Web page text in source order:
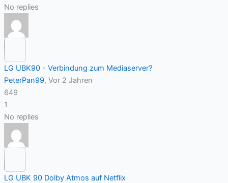
No replies
LG UBK90 - Verbindung zum Mediaserver?
PeterPan99, Vor 2 Jahren
649
1
No replies
LG UBK 90 Dolby Atmos auf Netflix